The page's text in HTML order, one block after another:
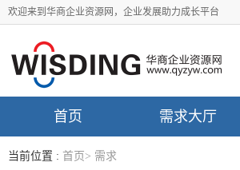
欢迎来到华商企业资源网，企业发展助力成长平台
首页 需求大厅
当前位置 : 首页 > 需求